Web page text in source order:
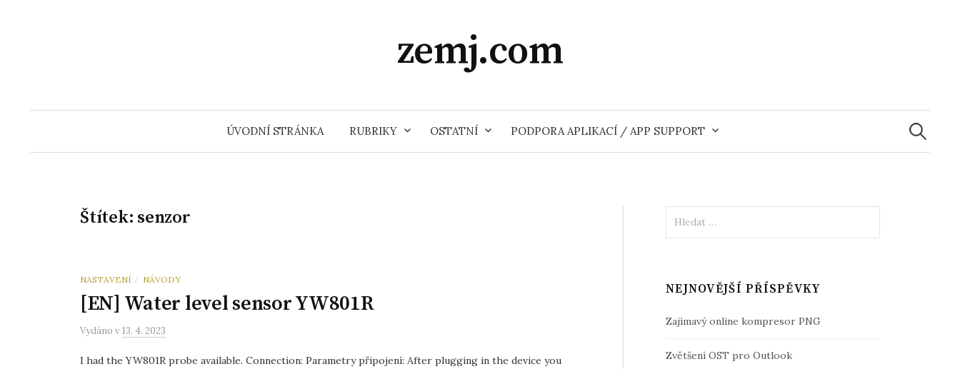
zemj.com
ÚVODNÍ STRÁNKA RUBRIKY OSTATNÍ PODPORA APLIKACÍ / APP SUPPORT
Štítek: senzor
NASTAVENÍ / NÁVODY
[EN] Water level sensor YW801R
Vydáno v13. 4. 2023
I had the YW801R probe available. Connection: Parametry připojení: After plugging in the device you
NEJNOVĚJŠÍ PŘÍSPĚVKY
Zajímavý online kompresor PNG
Zvětšení OST pro Outlook